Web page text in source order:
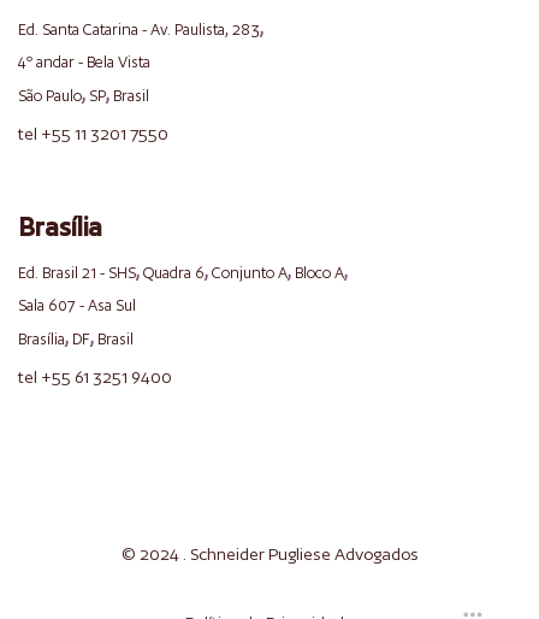
Ed. Santa Catarina - Av. Paulista, 283,
4º andar - Bela Vista
São Paulo, SP, Brasil
tel +55 11 3201 7550
Brasília
Ed. Brasil 21 - SHS, Quadra 6, Conjunto A, Bloco A,
Sala 607 - Asa Sul
Brasília, DF, Brasil
tel +55 61 3251 9400
© 2024 . SchneiderPugliese Advogados